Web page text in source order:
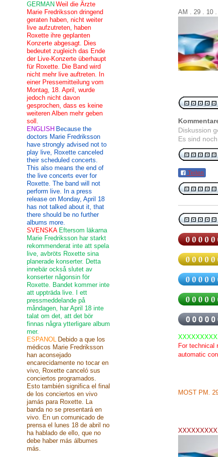
AM . 29 . 10
Diskussion
Es sind
Teilen
For technical
automatic
MOST PM.
GERMAN Weil die Ärzte
Marie Fredriksson dringend
geraten haben, nicht weiter
live aufzutreten, haben
Roxette ihre geplanten
Konzerte abgesagt. Dies
bedeutet zugleich das Ende
der Live-Konzerte überhaupt
für Roxette. Die Band wird
nicht mehr live auftreten. In
einer Pressemitteilung vom
Montag, 18. April, wurde
jedoch nicht davon
gesprochen, dass es keine
weiteren Alben mehr geben
soll.
ENGLISH Because the
doctors Marie Fredriksson
have strongly advised not to
play live, Roxette canceled
their scheduled concerts.
This also means the end of
the live concerts ever for
Roxette. The band will not
perform live. In a press
release on Monday, April 18
has not talked about it, that
there should be no further
albums more.
SVENSKA Eftersom läkarna
Marie Fredriksson har starkt
rekommenderat inte att spela
live, avbröts Roxette sina
planerade konserter. Detta
innebär också slutet av
konserter någonsin för
Roxette. Bandet kommer inte
att uppträda live. I ett
pressmeddelande på
måndagen, har April 18 inte
talat om det, att det bör
finnas några ytterligare album
mer.
ESPANOL Debido a que los
médicos Marie Fredriksson
han aconsejado
encarecidamente no tocar en
vivo, Roxette canceló sus
conciertos programados.
Esto también significa el final
de los conciertos en vivo
jamás para Roxette. La
banda no se presentará en
vivo. En un comunicado de
prensa el lunes 18 de abril no
ha hablado de ello, que no
debe haber más álbumes
más.